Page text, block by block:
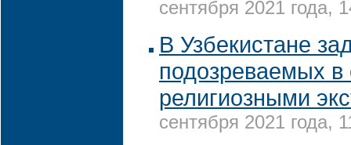
сентября 2021 года,
В Узбекистане
подозреваемых в
религиозными
сентября 2021 года,